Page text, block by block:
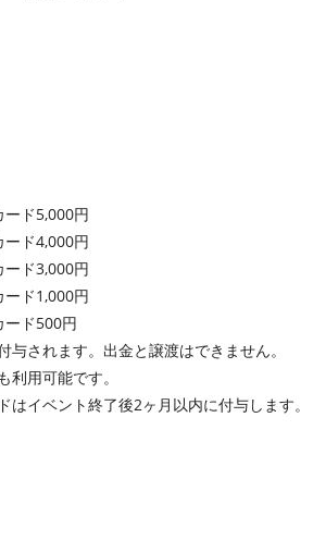
ード5,000円
ード4,000円
ード3,000円
ード1,000円
ード500円
与されます。出金と譲渡はできません。
利用可能です。
はイベント終了後2ヶ月以内に付与します。